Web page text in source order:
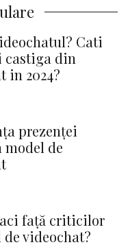
Cati
din
in 2024?
prezenței
model de
față criticilor
de videochat?